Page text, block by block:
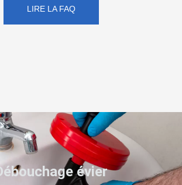
LIRE LA FAQ
évier